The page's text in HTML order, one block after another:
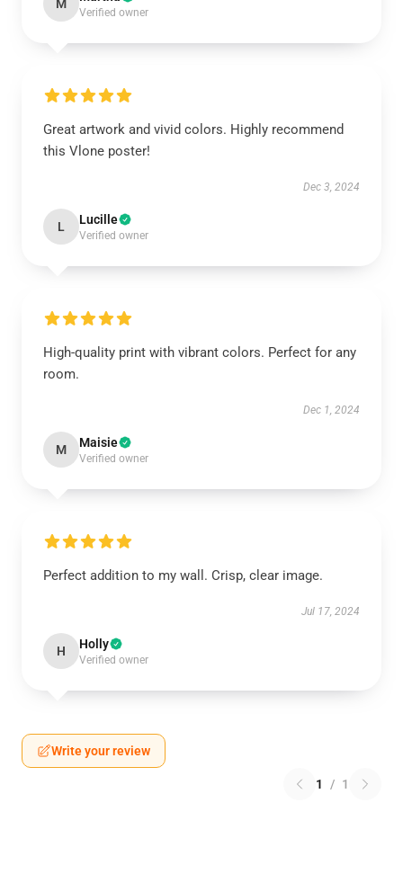
M
Verified owner
Great artwork and vivid colors. Highly recommend
this Vlone poster!
Dec 3, 2024
L Lucille
Verified owner
High-quality print with vibrant colors. Perfect for any
room.
Dec 1, 2024
M Maisie
Verified owner
Perfect addition to my wall. Crisp, clear image.
Jul 17, 2024
H Holly
Verified owner
Write your review
1 / 1